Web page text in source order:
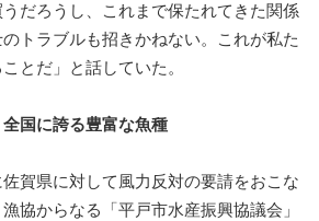
だろうし、これまで保たれてきた関係
トラブルも招きかねない。これが私た
とだ」と話していた。
国に誇る豊富な魚種
賀県に対して風力反対の要請をおこな
協からなる「平戸市水産振興協議会」